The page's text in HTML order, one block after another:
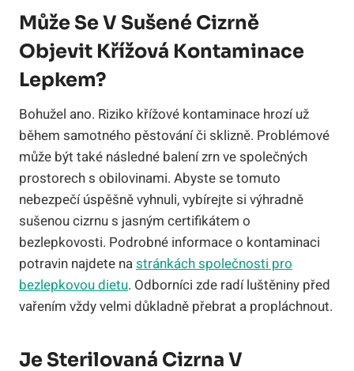
Může Se V Sušené Cizrně
Objevit Křížová Kontaminace
Lepkem?
Bohužel ano. Riziko křížové kontaminace hrozí už
během samotného pěstování či sklizně. Problémové
může být také následné balení zrn ve společných
prostorech s obilovinami. Abyste se tomuto
nebezpečí úspěšně vyhnuli, vybírejte si výhradně
sušenou cizrnu s jasným certifikátem o
bezlepkovosti. Podrobné informace o kontaminaci
potravin najdete nastránkách společnosti pro
bezlepkovou dietu. Odborníci zde radí luštěniny před
vařením vždy velmi důkladně přebrat a propláchnout.
Je Sterilovaná Cizrna V